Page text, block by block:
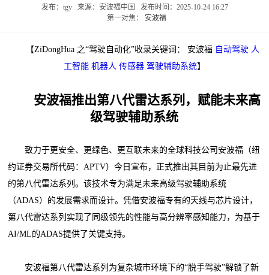
发布：tgy 来源：安波福中国 发布时间：2025-10-24 16:27
第一对焦： 安波福
【ZiDongHua 之“驾驶自动化”收录关键词： 安波福 自动驾驶 人
工智能 机器人 传感器 驾驶辅助系统】
安波福推出第八代雷达系列，赋能未来高
级驾驶辅助系统
致力于更安全、更绿色、更互联未来的全球科技公司安波福（纽
约证券交易所代码：APTV）今日宣布，正式推出其目前为止最先进
的第八代雷达系列。该技术专为满足未来高级驾驶辅助系统
（ADAS）的发展需求而设计。凭借安波福专有的天线与芯片设计，
第八代雷达系列实现了同级领先的性能与高分辨率感知能力，为基于
AI/ML的ADAS提供了关键支持。
安波福第八代雷达系列为复杂城市环境下的“脱手驾驶”解锁了新